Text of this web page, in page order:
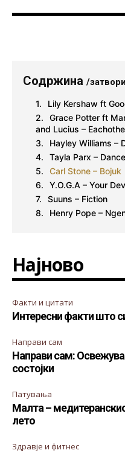
Содржина /затвори
Lily Kershaw ft
Grace Potter ft
and Lucius –
Hayley Williams –
Tayla Parx –
Carl Stone – Bojuk
Y.O.G.A – Your
Suuns – Fiction
Henry Pope –
Најново
Факти и цитати
Интересни факти што
Направи сам
Направи сам:
состојки
Патувања
Малта –
лето
Здравје и фитнес